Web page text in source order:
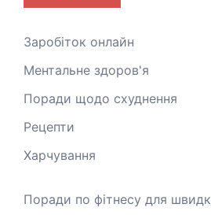
Заробіток онлайн
Ментальне здоров'я
Поради щодо схуднення
Рецепти
Харчування
Поради по фітнесу для